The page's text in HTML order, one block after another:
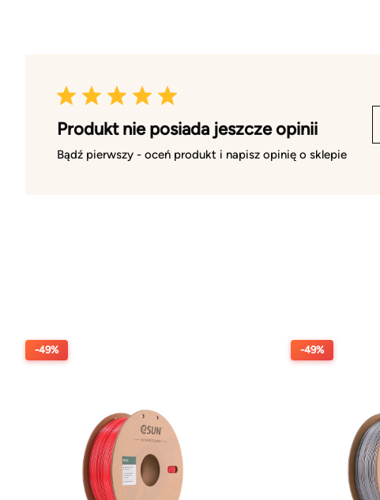
Produkt nie posiada jeszcze opinii
Bądź pierwszy - oceń produkt i napisz opinię o sklepie
-49% -49%